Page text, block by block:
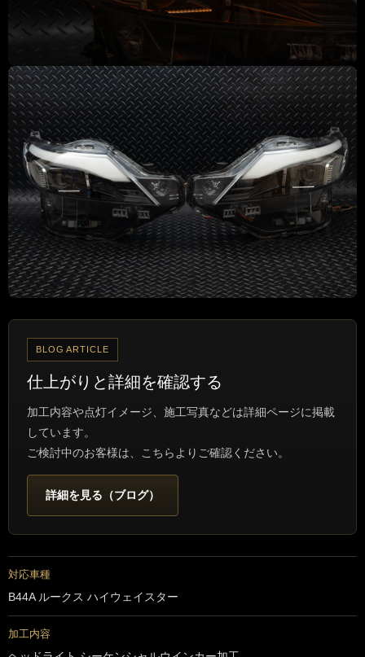
BLOG ARTICLE
仕上がりと詳細を確認する
加工内容や点灯イメージ、施工写真などは詳細ページに掲載
しています。
ご検討中のお客様は、こちらよりご確認ください。
詳細を見る（ブログ）
対応車種
B44A ルークス ハイウェイスター
加工内容